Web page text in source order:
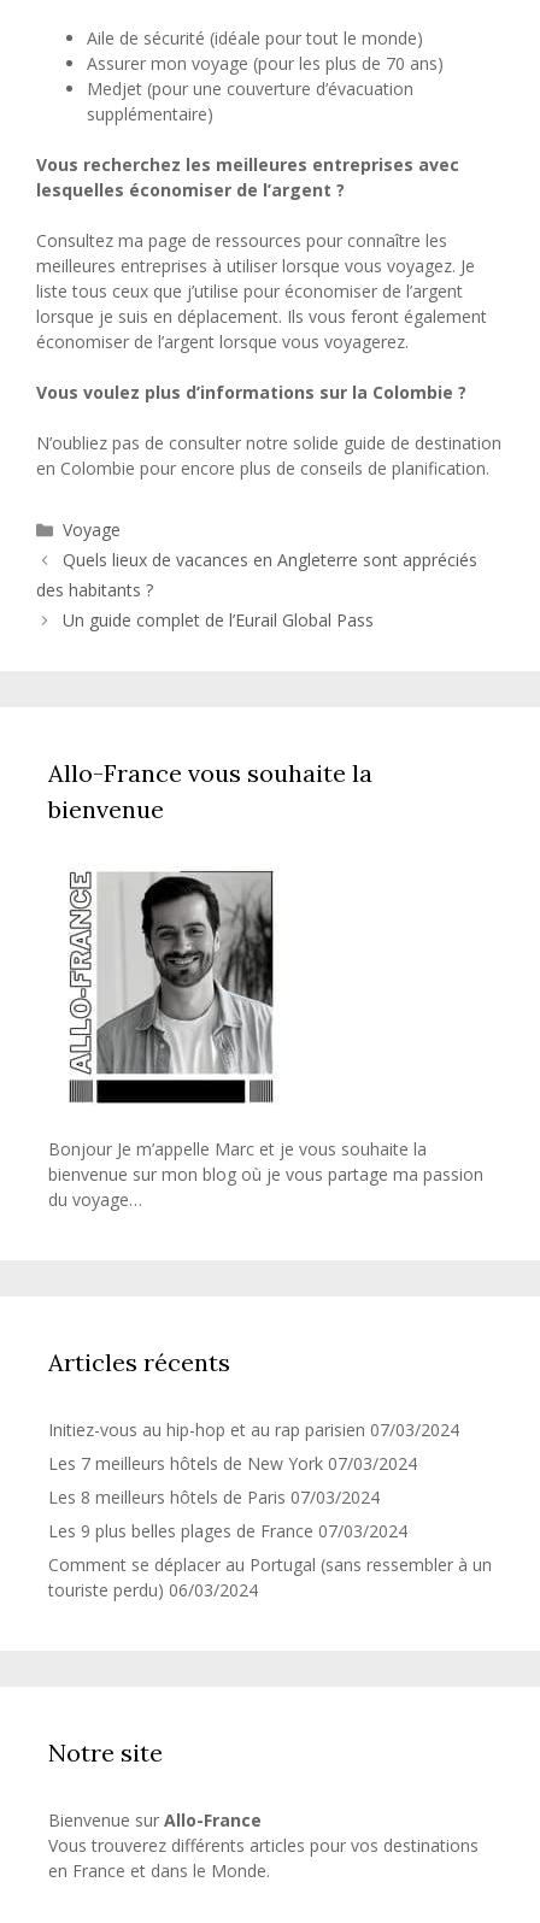
Aile de sécurité (idéale pour tout le monde)
Assurer mon voyage (pour les plus de 70 ans)
Medjet (pour une couverture d’évacuation
supplémentaire)
Vous recherchez les meilleures entreprises avec
lesquelles économiser de l’argent ?
Consultez ma page de ressources pour connaître les
meilleures entreprises à utiliser lorsque vous voyagez. Je
liste tous ceux que j’utilise pour économiser de l’argent
lorsque je suis en déplacement. Ils vous feront également
économiser de l’argent lorsque vous voyagerez.
Vous voulez plus d’informations sur la Colombie ?
N’oubliez pas de consulter notre solide guide de destination
en Colombie pour encore plus de conseils de planification.
Catégories
Voyage
Quels lieux de vacances en Angleterre sont appréciés
des habitants ?
Un guide complet de l’Eurail Global Pass
Allo-France vous souhaite la
bienvenue
Bonjour Je m’appelle Marc et je vous souhaite la
bienvenue sur mon blog où je vous partage ma passion
du voyage…
Articles récents
Initiez-vous au hip-hop et au rap parisien 07/03/2024
Les 7 meilleurs hôtels de New York 07/03/2024
Les 8 meilleurs hôtels de Paris 07/03/2024
Les 9 plus belles plages de France 07/03/2024
Comment se déplacer au Portugal (sans ressembler à un
touriste perdu) 06/03/2024
Notre site
Bienvenue sur Allo-France
Vous trouverez différents articles pour vos destinations
en France et dans le Monde.